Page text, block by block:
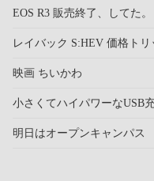
EOS R3 販売終了、してた。
レイバック S:HEV 価格トリ
映画 ちいかわ
小さくてハイパワーなUSB
明日はオープンキャンパス